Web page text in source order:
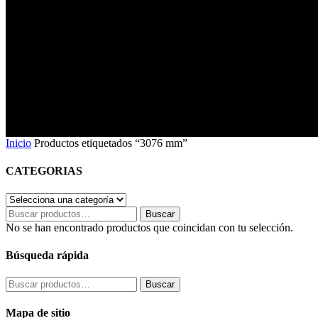
Inicio Productos etiquetados “3076 mm”
CATEGORIAS
Buscar
por:
Buscar
No se han encontrado productos que coincidan con tu selección.
Búsqueda rápida
Buscar
por:
Buscar
Mapa de sitio